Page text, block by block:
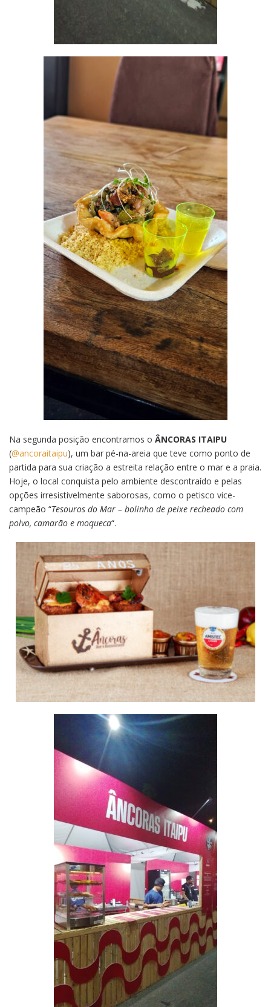
Na segunda posição encontramos o ÂNCORAS ITAIPU
(@ancoraitaipu), um bar pé-na-areia que teve como ponto de
partida para sua criação a estreita relação entre o mar e a praia.
Hoje, o local conquista pelo ambiente descontraído e pelas
opções irresistivelmente saborosas, como o petisco vice-
campeão “Tesouros do Mar – bolinho de peixe recheado com
polvo, camarão e moqueca“.